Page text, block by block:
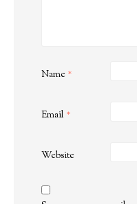
Name *
Email *
Website